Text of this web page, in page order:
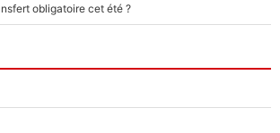
obligatoire cet été ?